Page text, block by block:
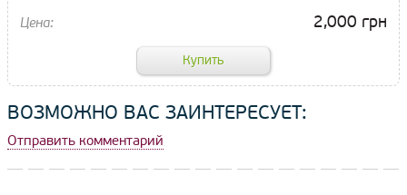
2,000 грн
ВОЗМОЖНО ВАС ЗАИНТЕРЕСУЕТ:
Отправить комментарий